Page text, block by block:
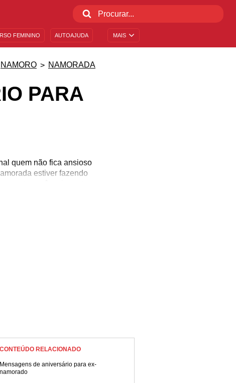
MAIS
FEMININO AUTOAJUDA
NAMORO NAMORADA
PARA
quem não fica ansioso
estiver fazendo
você se importa e
de aniversário
CONTEÚDO RELACIONADO
Mensagens de aniversário para ex-
namorado